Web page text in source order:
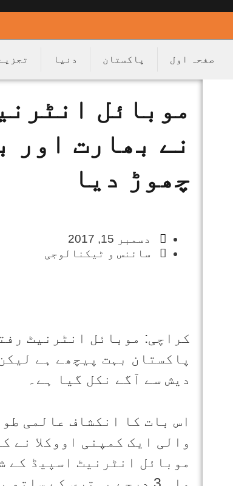
صفحہ اول پاکستان دنیا
موبائل
نے بھارت اور
چھوڑ دیا
دسمبر 15, 2017
سائنس و ٹیکنالوجی
کراچی: موبائل انٹرنیٹ
پاکستان بہت پیچھے ہے
دیش سے آگے نکل گیا ہے۔
اس بات کا انکشاف عالمی
والی ایک کمپنی اووکلا نے
ماہ 3 درجے بہتری کے ساتھ پاکستان کا نمبر 86 تھا۔